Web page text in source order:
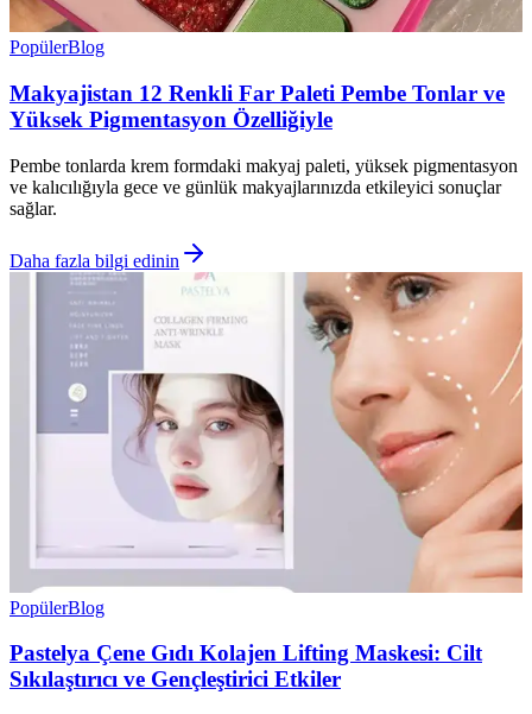
PopülerBlog
Makyajistan 12 Renkli Far Paleti Pembe Tonlar ve
Yüksek Pigmentasyon Özelliğiyle
Pembe tonlarda krem formdaki makyaj paleti, yüksek pigmentasyon
ve kalıcılığıyla gece ve günlük makyajlarınızda etkileyici sonuçlar
sağlar.
Daha fazla bilgi edinin
PopülerBlog
Pastelya Çene Gıdı Kolajen Lifting Maskesi: Cilt
Sıkılaştırıcı ve Gençleştirici Etkiler